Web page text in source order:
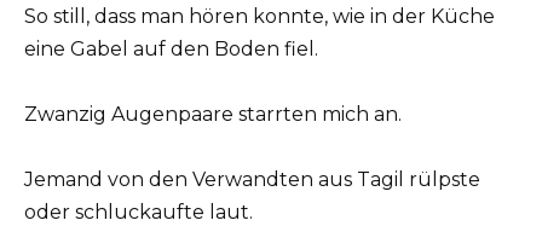
So still, dass man hören konnte, wie in der Küche
eine Gabel auf den Boden fiel.
Zwanzig Augenpaare starrten mich an.
Jemand von den Verwandten aus Tagil rülpste
oder schluckaufte laut.